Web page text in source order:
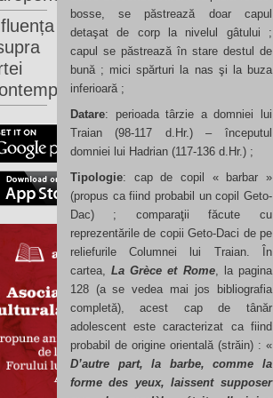
bosse, se păstrează doar capul
detaşat de corp la nivelul gâtului ;
capul se păstrează în stare destul de
bună ; mici spărturi la nas şi la buza
inferioară ;
Datare: perioada târzie a domniei lui
Traian (98-117 d.Hr.) – începutul
domniei lui Hadrian (117-136 d.Hr.) ;
Tipologie: cap de copil « barbar »
(propus ca fiind probabil un copil Geto-
Dac) ; comparaţii făcute cu
reprezentările de copii Geto-Daci de pe
reliefurile Columnei lui Traian. În
cartea,La Grèce et Rome, la pagina
128 (a se vedea mai jos bibliografia
completă), acest cap de tânăr
adolescent este caracterizat ca fiind
probabil de origine orientală (străin) : «
D’autre part, la barbe, comme la
forme des yeux, laissent supposer